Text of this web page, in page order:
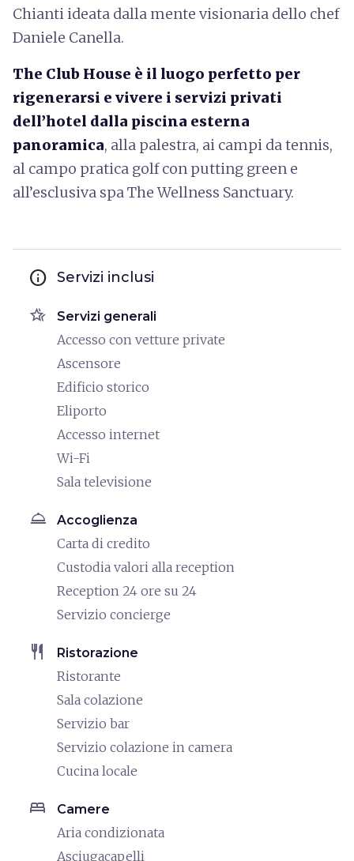
Chianti ideata dalla mente visionaria dello chef
Daniele Canella.
The Club House è il luogo perfetto per
rigenerarsi e vivere i servizi privati
dell’hotel dalla piscina esterna
panoramica, alla palestra, ai campi da tennis,
al campo pratica golf con putting green e
all’esclusiva spa The Wellness Sanctuary.
info Servizi inclusi
hotel_class Servizi generali
Accesso con vetture private
Ascensore
Edificio storico
Eliporto
Accesso internet
Wi-Fi
Sala televisione
room_service Accoglienza
Carta di credito
Custodia valori alla reception
Reception 24 ore su 24
Servizio concierge
restaurant Ristorazione
Ristorante
Sala colazione
Servizio bar
Servizio colazione in camera
Cucina locale
bed Camere
Aria condizionata
Asciugacapelli